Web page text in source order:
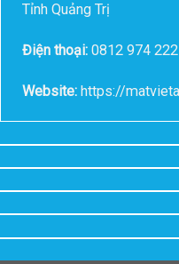
Tỉnh Quảng Trị
Điện thoại: 0812 974 222
Website: https://